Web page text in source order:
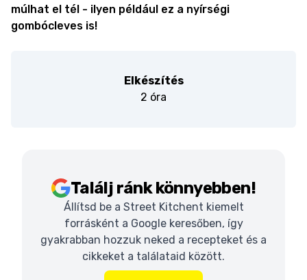
múlhat el tél - ilyen például ez a nyírségi
gombócleves is!
Elkészítés
2 óra
Találj ránk könnyebben!
Állítsd be a Street Kitchent kiemelt
forrásként a Google keresőben, így
gyakrabban hozzuk neked a recepteket és a
cikkeket a találataid között.